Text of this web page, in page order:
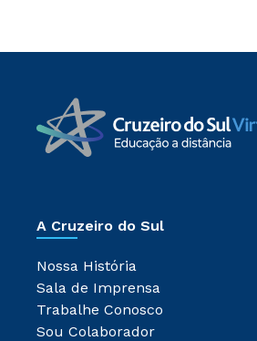
A Cruzeiro do Sul
Nossa História
Sala de Imprensa
Trabalhe Conosco
Sou Colaborador